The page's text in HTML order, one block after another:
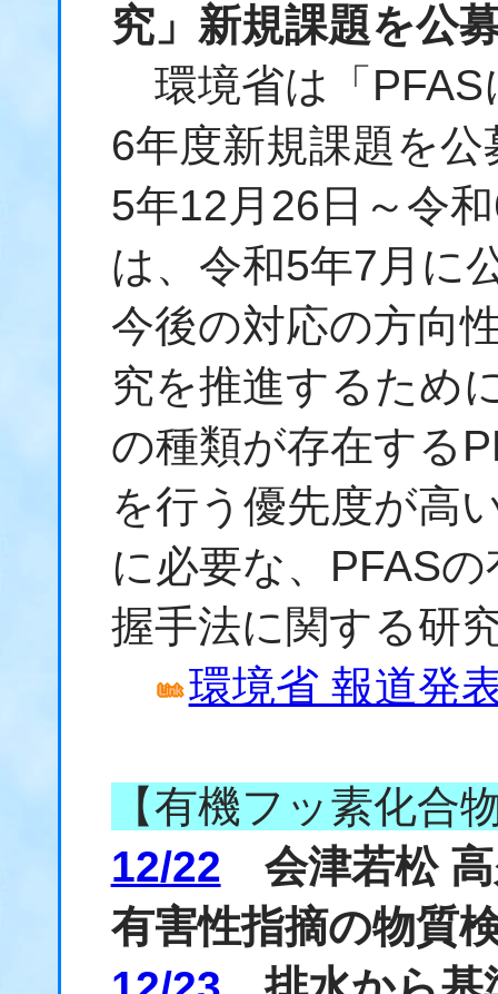
究」新規課題を公
環境省は「PFAS
6年度新規課題を
5年12月26日～令
は、令和5年7月に
今後の対応の方向
究を推進するため
の種類が存在する
を行う優先度が高
に必要な、PFAS
握手法に関する研
環境省 報道発
【有機フッ素化合
12/22 会津若松 高
有害性指摘の物質